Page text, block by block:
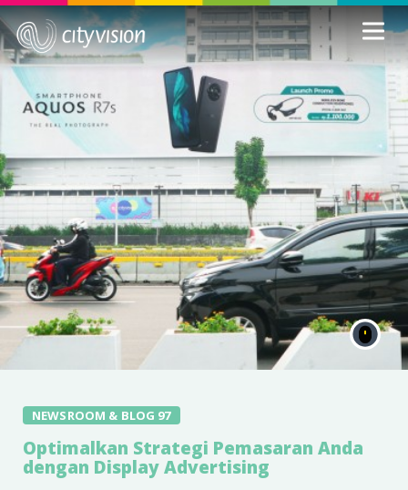
NEWSROOM & BLOG 97
Optimalkan Strategi Pemasaran Anda
dengan Display Advertising